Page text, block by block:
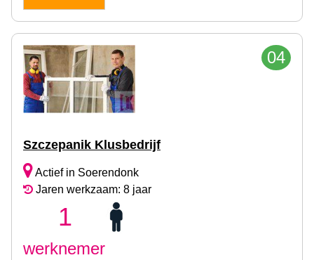
04
Szczepanik Klusbedrijf
Actief in Soerendonk
Jaren werkzaam: 8 jaar
1
werknemer